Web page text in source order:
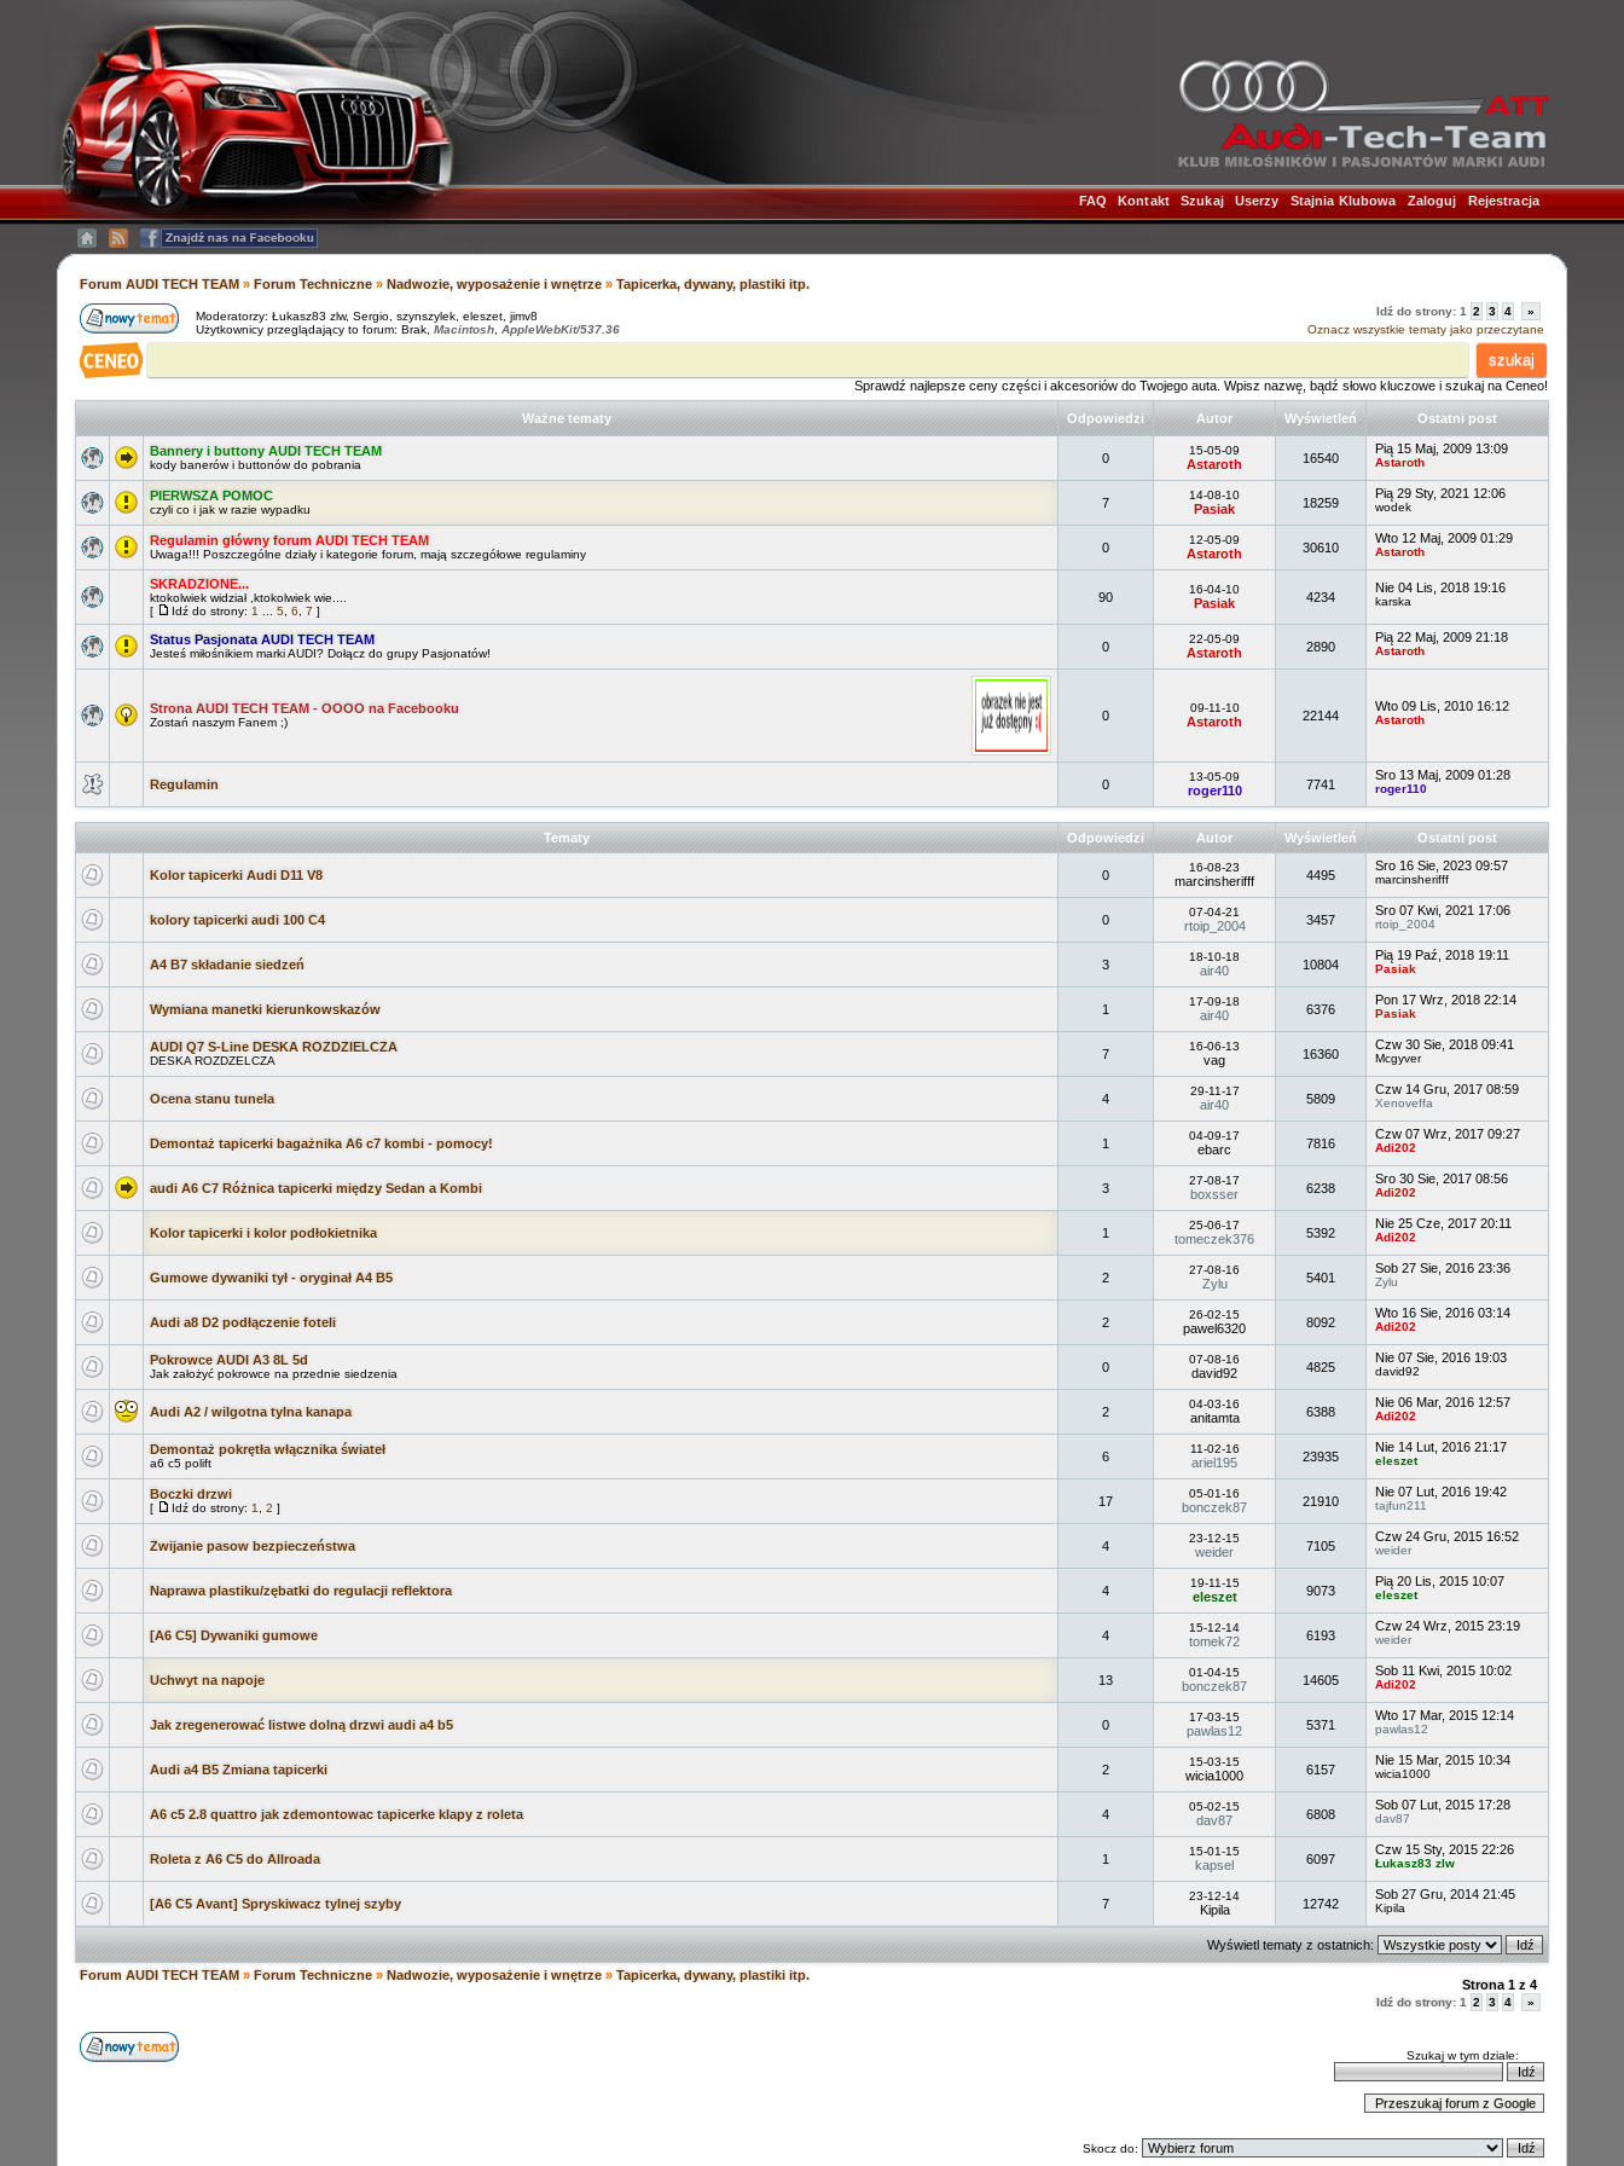
FAQ |Kontakt| Szukaj| Userzy Stajnia Klubowa Zaloguj Rejestracja
Forum AUDI TECH TEAM » Forum Techniczne » Nadwozie, wyposażenie i wnętrze » Tapicerka, dywany, plastiki itp.
Moderatorzy: Łukasz83 zlw, Sergio szynszylek eleszet jimv8
Użytkownicy przeglądający to forum: Brak, Macintosh AppleWebKit/537.36
Idź do strony: 1 2 3 4
»
Oznacz wszystkie tematy jako przeczytane
szukaj
Sprawdź najlepsze ceny części i akcesoriów do Twojego auta. Wpisz nazwę, bądź słowo kluczowe i szukaj na Ceneo!
Ważne tematy Odpowiedzi Autor Wyświetleń Ostatni post
Bannery i buttony AUDI TECH TEAM
kody banerów i buttonów do pobrania 0
15-05-09
Astaroth 16540
Pią 15 Maj, 2009 13:09
Astaroth
PIERWSZA POMOC
czyli co i jak w razie wypadku 7
14-08-10
Pasiak 18259
Pią 29 Sty, 2021 12:06
wodek
Regulamin główny forum AUDI TECH TEAM
Uwaga!!! Poszczególne działy i kategorie forum, mają szczegółowe regulaminy 0
12-05-09
Astaroth 30610
Wto 12 Maj, 2009 01:29
Astaroth
SKRADZIONE...
ktokolwiek widział ,ktokolwiek wie....
[
Idź do strony: 1 5 6 7 ]
90
16-04-10
Pasiak 4234
Nie 04 Lis, 2018 19:16
karska
Status Pasjonata AUDI TECH TEAM
Jesteś miłośnikiem marki AUDI? Dołącz do grupy Pasjonatów! 0
22-05-09
Astaroth 2890
Pią 22 Maj, 2009 21:18
Astaroth
Strona AUDI TECH TEAM - OOOO na Facebooku
Zostań naszym Fanem ;) 0
09-11-10
Astaroth 22144
Wto 09 Lis, 2010 16:12
Astaroth
Regulamin 0
13-05-09
roger110 7741
Sro 13 Maj, 2009 01:28
roger110
Tematy Odpowiedzi Autor Wyświetleń Ostatni post
Kolor tapicerki Audi D11 V8 0
16-08-23
marcinsherifff 4495
Sro 16 Sie, 2023 09:57
marcinsherifff
kolory tapicerki audi 100 C4 0
07-04-21
rtoip_2004 3457
Sro 07 Kwi, 2021 17:06
rtoip_2004
A4 B7 składanie siedzeń 3
18-10-18
air40 10804
Pią 19 Paź, 2018 19:11
Pasiak
Wymiana manetki kierunkowskazów 1
17-09-18
air40 6376
Pon 17 Wrz, 2018 22:14
Pasiak
AUDI Q7 S-Line DESKA ROZDZIELCZA
DESKA ROZDZELCZA 7
16-06-13
vag 16360
Czw 30 Sie, 2018 09:41
Mcgyver
Ocena stanu tunela 4
29-11-17
air40 5809
Czw 14 Gru, 2017 08:59
Xenoveffa
Demontaż tapicerki bagażnika A6 c7 kombi - pomocy! 1
04-09-17
ebarc 7816
Czw 07 Wrz, 2017 09:27
Adi202
audi A6 C7 Różnica tapicerki między Sedan a Kombi 3
27-08-17
boxsser 6238
Sro 30 Sie, 2017 08:56
Adi202
Kolor tapicerki i kolor podłokietnika 1
25-06-17
tomeczek376 5392
Nie 25 Cze, 2017 20:11
Adi202
Gumowe dywaniki tył - oryginał A4 B5 2
27-08-16
Zylu 5401
Sob 27 Sie, 2016 23:36
Zylu
Audi a8 D2 podłączenie foteli 2
26-02-15
pawel6320 8092
Wto 16 Sie, 2016 03:14
Adi202
Pokrowce AUDI A3 8L 5d
Jak założyć pokrowce na przednie siedzenia 0
07-08-16
david92 4825
Nie 07 Sie, 2016 19:03
david92
Audi A2 / wilgotna tylna kanapa 2
04-03-16
anitamta 6388
Nie 06 Mar, 2016 12:57
Adi202
Demontaż pokrętła włącznika świateł
a6 c5 polift 6
11-02-16
ariel195 23935
Nie 14 Lut, 2016 21:17
eleszet
Boczki drzwi
[ Idź do strony: 1 2 ] 17
05-01-16
bonczek87 21910
Nie 07 Lut, 2016 19:42
tajfun211
Zwijanie pasow bezpieczeństwa 4
23-12-15
weider 7105
Czw 24 Gru, 2015 16:52
weider
Naprawa plastiku/zębatki do regulacji reflektora 4
19-11-15
eleszet 9073
Pią 20 Lis, 2015 10:07
eleszet
[A6 C5] Dywaniki gumowe 4
15-12-14
tomek72 6193
Czw 24 Wrz, 2015 23:19
weider
Uchwyt na napoje 13
01-04-15
bonczek87 14605
Sob 11 Kwi, 2015 10:02
Adi202
Jak zregenerować listwe dolną drzwi audi a4 b5 0
17-03-15
pawlas12 5371
Wto 17 Mar, 2015 12:14
pawlas12
Audi a4 B5 Zmiana tapicerki 2
15-03-15
wicia1000 6157
Nie 15 Mar, 2015 10:34
wicia1000
A6 c5 2.8 quattro jak zdemontowac tapicerke klapy z roleta 4
05-02-15
dav87 6808
Sob 07 Lut, 2015 17:28
dav87
Roleta z A6 C5 do Allroada 1
15-01-15
kapsel 6097
Czw 15 Sty, 2015 22:26
Łukasz83 zlw
[A6 C5 Avant] Spryskiwacz tylnej szyby 7
23-12-14
Kipila 12742
Sob 27 Gru, 2014 21:45
Kipila
Wyświetl tematy z ostatnich:
Forum AUDI TECH TEAM » Forum Techniczne » Nadwozie, wyposażenie i wnętrze » Tapicerka, dywany, plastiki itp.
Strona 1 z 4
Idź do strony: 1 2 3 4 »
Szukaj w tym dziale:
Skocz do: